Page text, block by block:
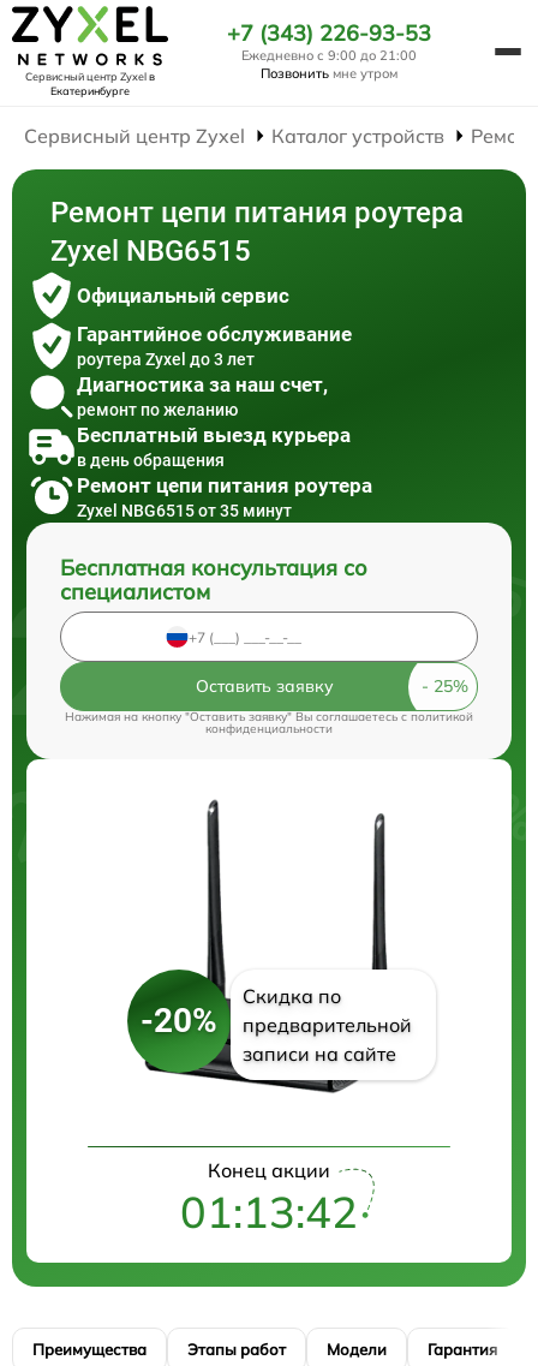
Сервисный центр Zyxelв
Екатеринбурге
+7 (343) 226-93-53
Ежедневно с 9:00 до 21:00
Позвонить мне утром
Сервисный центр Zyxel Каталог устройств
Ремонт цепи питания роутера
Zyxel NBG6515
Официальный сервис
Гарантийное обслуживание
роутера Zyxel до 3 лет
Диагностика за наш счет,
ремонт по желанию
Бесплатный выезд курьера
в день обращения
Ремонт цепи питания роутера
Zyxel NBG6515 от 35 минут
Бесплатная консультация со
специалистом
Оставить заявку
Нажимая на кнопку "Оставить заявку" Вы соглашаетесь cполитикой
конфиденциальности
-20%
Скидка по
предварительной
записи на сайте
Конец акции
01:13:41
Преимущества Этапы работ Модели Гарантия